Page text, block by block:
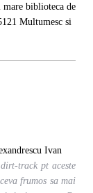
biblioteca de
Multumesc si
track pt aceste
frumos sa mai
Ivan